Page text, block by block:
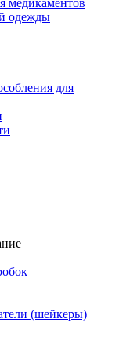
медикаментов
одежды
для
(шейкеры)